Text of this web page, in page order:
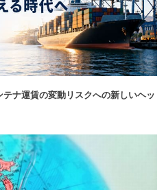
ナ運賃の変動リスクへの新しいヘッ